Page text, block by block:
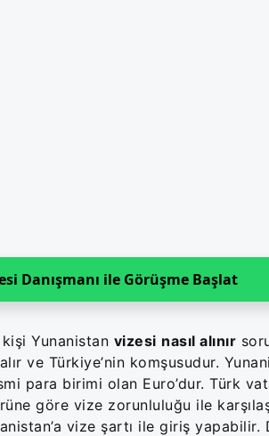
Danışmanı ile Görüşme Başlat
Yunanistan vizesi nasıl alınır
ve Türkiye’nin komşusudur.
para birimi olan Euro’dur. Türk
göre vize zorunluluğu ile
vize şartı ile giriş yapabilir.